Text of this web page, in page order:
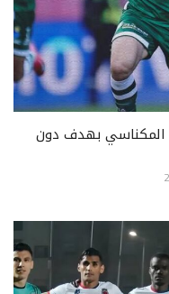
المكناسي بهدف دون